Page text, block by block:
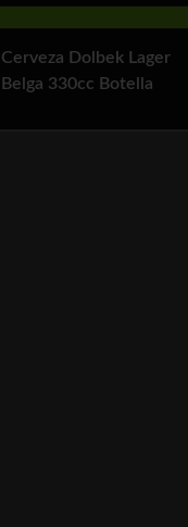
Cerveza Dolbek Lager
Belga 330cc Botella